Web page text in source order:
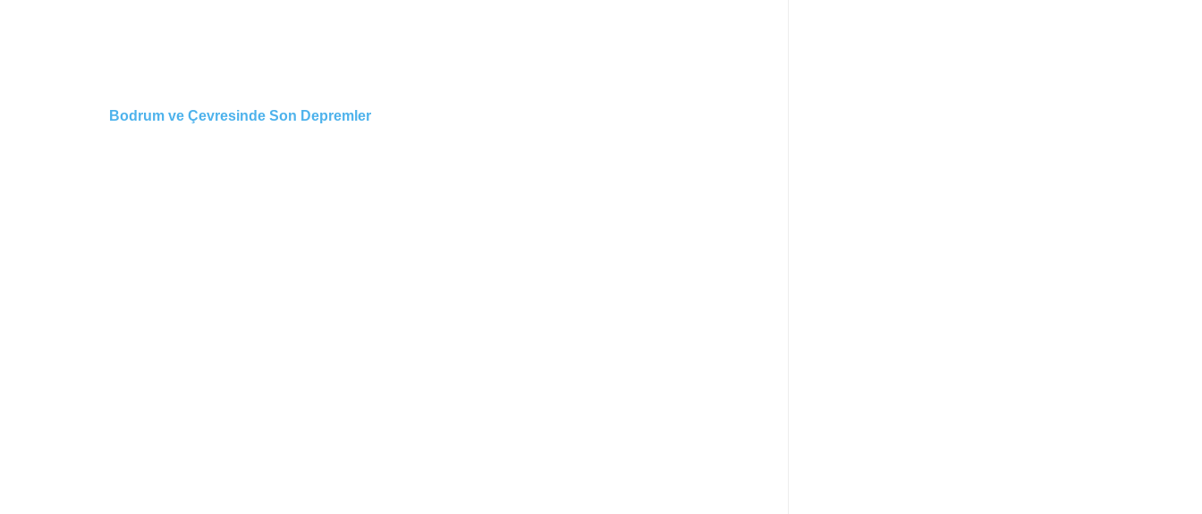
Bodrum ve Çevresinde Son Depremler